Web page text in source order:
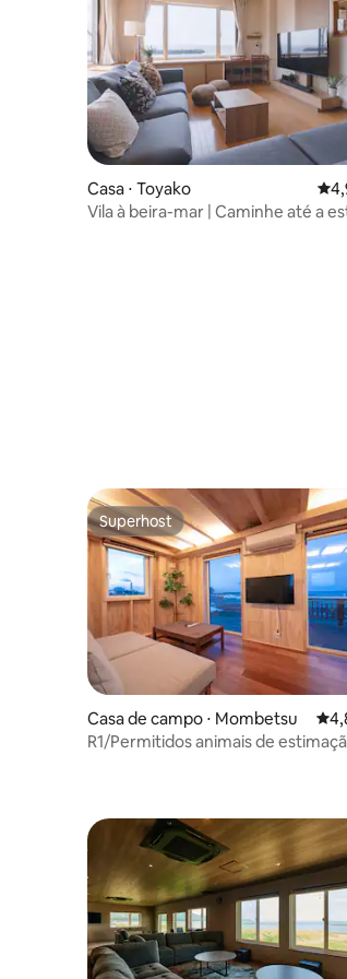
Casa ⋅ Toyako
Vila à beira-mar | Caminhe até a
Superhost
Superhost
Casa de campo ⋅ Mombetsu
R1/Permitidos animais de